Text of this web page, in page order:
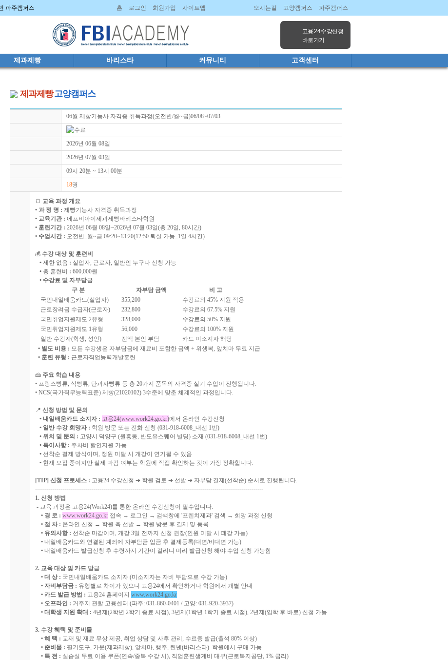
파주캠퍼스 홈 로그인 회원가입 사이트맵 오시는길 고양캠퍼스 파주캠퍼스
고용 24 수강신청
바로가기
제과제빵 바리스타 커뮤니티 고객센터
제과제빵고양캠퍼스
06월 제빵기능사 자격증 취득과정(오전반/월~금)06/08~07/03
2026년 06월 08일
2026년 07월 03일
09시 20분 ~ 13시 00분
18명
🍞 교육 과정 개요
• 과 정 명 : 제빵기능사 자격증 취득과정
• 교육기관 : 에프비아이제과제빵바리스타학원
• 훈련기간 : 2026년 06월 08일~2026년 07월 03일(총 20일, 80시간)
• 수업시간 : 오전반_월~금 09:20~13:20(12:50 퇴실 가능_1일 4시간)
💰 수강 대상 및 훈련비
• 제한 없음 : 실업자, 근로자, 일반인 누구나 신청 가능
• 총 훈련비 : 600,000원
• 수강료 및 자부담금
구 분
자부담 금액
비 고
국민내일배움카드(실업자)
355,200
수강료의 45% 지원 적용
근로장려금 수급자(근로자)
232,800
수강료의 67.5% 지원
국민취업지원제도 2유형
328,000
수강료의 50% 지원
국민취업지원제도 1유형
56,000
수강료의 100% 지원
일반 수강자(학생, 성인)
전액 본인 부담
카드 미소지자 해당
• 별도 비용 : 모든 수강생은 자부담금에 재료비 포함한 금액 + 위생복, 앞치마 무료 지급
• 훈련 유형 : 근로자직업능력개발훈련
🍰 주요 학습 내용
• 프랑스빵류, 식빵류, 단과자빵류 등 총 20가지 품목의 자격증 실기 수업이 진행됩니다.
• NCS(국가직무능력표준) 제빵(21020102) 3수준에 맞춘 체계적인 과정입니다.
📍 신청 방법 및 문의
• 내일배움카드 소지자 : 고용24(www.work24.go.kr)에서 온라인 수강신청
• 일반 수강 희망자 : 학원 방문 또는 전화 신청 (031-918-6008_내선 1번)
• 위치 및 문의 : 고양시 덕양구 (원흥동, 반도유스퀘어 빌딩) 소재 (031-918-6008_내선 1번)
• 특이사항 : 주차비 할인지원 가능
• 선착순 결제 방식이며, 정원 미달 시 개강이 연기될 수 있음
• 현재 모집 중이지만 실제 마감 여부는 학원에 직접 확인하는 것이 가장 정확합니다.
[TIP] 신청 프로세스 : 고용24 수강신청 ➔ 학원 검토 ➔ 선발 ➔ 자부담 결제(선착순) 순서로 진행됩니다.
---------------------------------------------------------------------------------------------------------------------
1. 신청 방법
- 교육 과정은 고용24(Work24)를 통한 온라인 수강신청이 필수입니다.
• 경 로 : www.work24.go.kr 접속 → 로그인 → 검색창에 '프렌치제과' 검색 → 희망 과정 신청
• 절 차 : 온라인 신청 → 학원 측 선발 → 학원 방문 후 결제 및 등록
• 유의사항 : 선착순 마감이며, 개강 3일 전까지 신청 권장(인원 미달 시 폐강 가능)
• 내일배움카드와 연결된 계좌에 자부담금 입금 후 결제등록(대면/비대면 가능)
• 내일배움카드 발급신청 후 수령까지 기간이 걸리니 미리 발급신청 해야 수업 신청 가능함
2. 교육 대상 및 카드 발급
• 대 상 : 국민내일배움카드 소지자 (미소지자는 자비 부담으로 수강 가능)
• 자비부담금 : 유형별로 차이가 있으니 고용24에서 확인하거나 학원에서 개별 안내
• 카드 발급 방법 : 고용24 홈페이지 www.work24.go.kr
• 오프라인 : 거주지 관할 고용센터 (파주: 031-860-0401 / 고양: 031-920-3937)
• 대학생 지원 확대 : 4년제(2학년 2학기 종료 시점), 3년제(1학년 1학기 종료 시점), 2년제(입학 후 바로) 신청 가능
3. 수강 혜택 및 준비물
• 혜 택 : 교재 및 재료 무상 제공, 취업 상담 및 사후 관리, 수료증 발급(출석 80% 이상)
• 준비물 : 필기도구, 가운(제과제빵), 앞치마, 행주, 린넨(바리스타). 학원에서 구매 가능
• 특 전 : 실습실 무료 이용 쿠폰(연속/중복 수강 시), 직업훈련생계비 대부(근로복지공단, 1% 금리)